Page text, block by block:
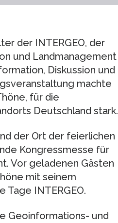
der INTERGEO, der
und Landmanagement
Diskussion und
machte
für die
Deutschland stark.
der Ort der feierlichen
Kongressmesse für
Vor geladenen Gästen
mit seinem
INTERGEO.
Geoinformations- und